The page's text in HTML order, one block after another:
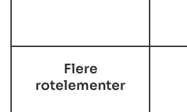
Flere
rotelementer